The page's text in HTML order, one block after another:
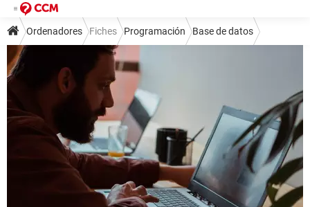
Ordenadores Fiches Programación Base de datos